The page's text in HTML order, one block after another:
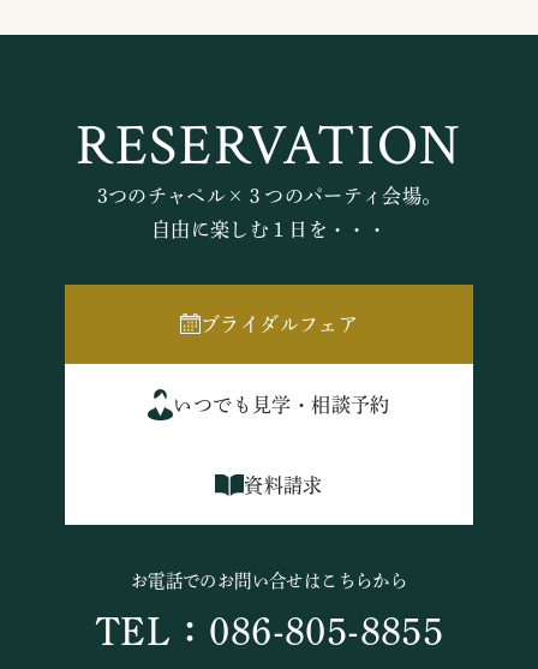
RESERVATION
3つのチャペル×３つのパーティ会場。
自由に楽しむ１日を・・・
ブライダルフェア
いつでも見学・相談予約
資料請求
お電話でのお問い合せはこちらから
TEL：086-805-8855